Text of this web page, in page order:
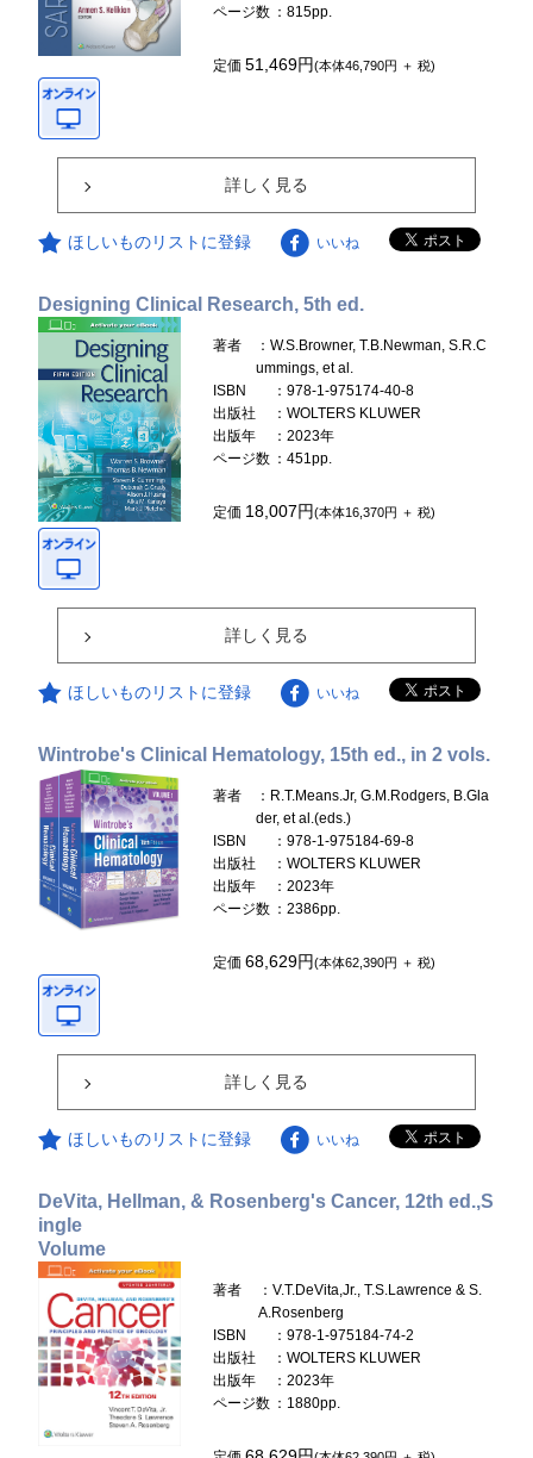
ページ数 ：815pp.
定価51,469円(本体46,790円 ＋ 税)
詳しく見る
ほしいものリストに登録 いいね
Designing Clinical Research, 5th ed.
著者
：W.S.Browner, T.B.Newman, S.R.C
ummings, et al.
ISBN
：978-1-975174-40-8
出版社
：WOLTERS KLUWER
出版年
：2023年
ページ数 ：451pp.
定価 18,007円(本体16,370円 ＋ 税)
詳しく見る
ほしいものリストに登録 いいね
Wintrobe's Clinical Hematology, 15th ed., in 2 vols.
著者
：R.T.Means.Jr, G.M.Rodgers, B.Gla
der, et al.(eds.)
ISBN
：978-1-975184-69-8
出版社
：WOLTERS KLUWER
出版年
：2023年
ページ数 ：2386pp.
定価68,629円(本体62,390円 ＋ 税)
詳しく見る
ほしいものリストに登録 いいね
DeVita, Hellman, & Rosenberg's Cancer, 12th ed.,S
ingle
Volume
著者
：V.T.DeVita,Jr., T.S.Lawrence & S.
A.Rosenberg
ISBN
：978-1-975184-74-2
出版社
：WOLTERS KLUWER
出版年
：2023年
ページ数 ：1880pp.